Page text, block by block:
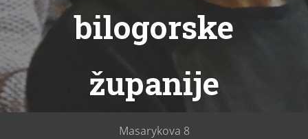
bilogorske
županije
Masarykova 8